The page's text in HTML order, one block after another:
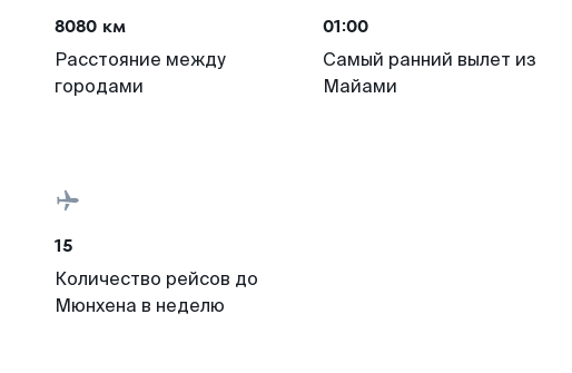
8080 км
Расстояние между
городами
01:00
Самый ранний вылет из
Майами
15
Количество рейсов до
Мюнхена в неделю